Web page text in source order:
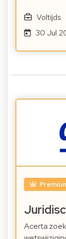
Voltijds
30 Jul
Acerta